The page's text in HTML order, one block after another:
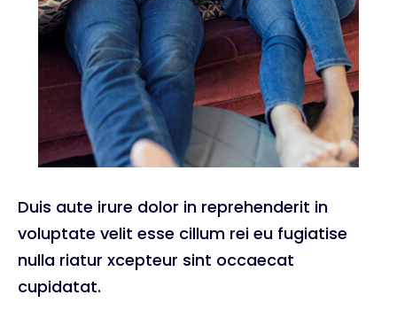
Duis aute irure dolor in reprehenderit in
voluptate velit esse cillum rei eu fugiatise
nulla riatur xcepteur sint occaecat
cupidatat.